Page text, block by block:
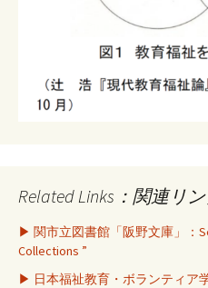
Related Links：関連リ
▶ 関市立図書館「阪野文庫」：
Collections ”
▶ 日本福祉教育・ボランティア